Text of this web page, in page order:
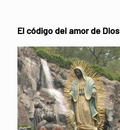
El código del amor de Dios